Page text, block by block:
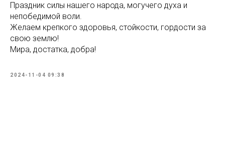
Праздник силы нашего народа, могучего духа и
непобедимой воли.
Желаем крепкого здоровья, стойкости, гордости за
свою землю!
Мира, достатка, добра!
2024-11-04 09:38